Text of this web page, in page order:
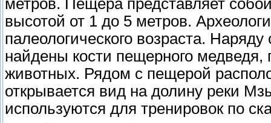
метров. Пещера представляет
высотой от 1 до 5 метров.
палеологического возраста.
найдены кости пещерного медведя,
животных. Рядом с пещерой
открывается вид на долину реки
используются для тренировок по